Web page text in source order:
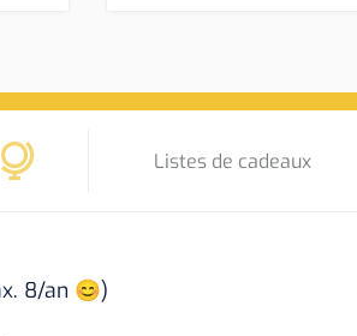
Listes de cadeaux
8/an 😊)